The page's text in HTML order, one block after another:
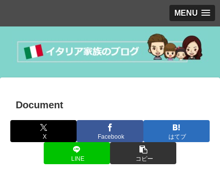
MENU
Document
X Facebook はてブ
LINE コピー